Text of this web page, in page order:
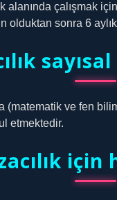
çalışmak
olduktan sonra 6
(matematik ve fen
etmektedir.
için